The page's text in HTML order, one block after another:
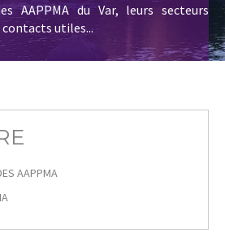
AAPPMA du Var, leurs secteurs
utiles...
AAPPMA